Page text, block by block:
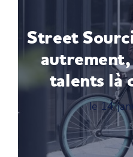
Je suis un candidat
Street
talents là
le 14